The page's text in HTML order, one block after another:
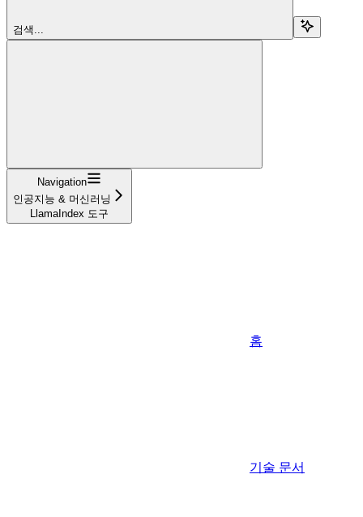
검색...
Navigation
인공지능 & 머신러닝
LlamaIndex 도구
홈
기술 문서